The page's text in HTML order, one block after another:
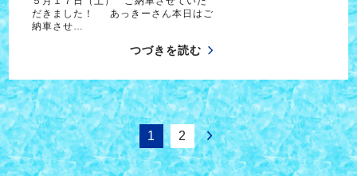
だきました！ あっきーさん本日はご
納車させ…
つづきを読む
1 2